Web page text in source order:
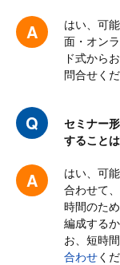
はい、可
面・オン
ド式から
問合せくだ
セミナー
すること
はい、可
合わせて
時間のた
編成する
お、短時
合わせく